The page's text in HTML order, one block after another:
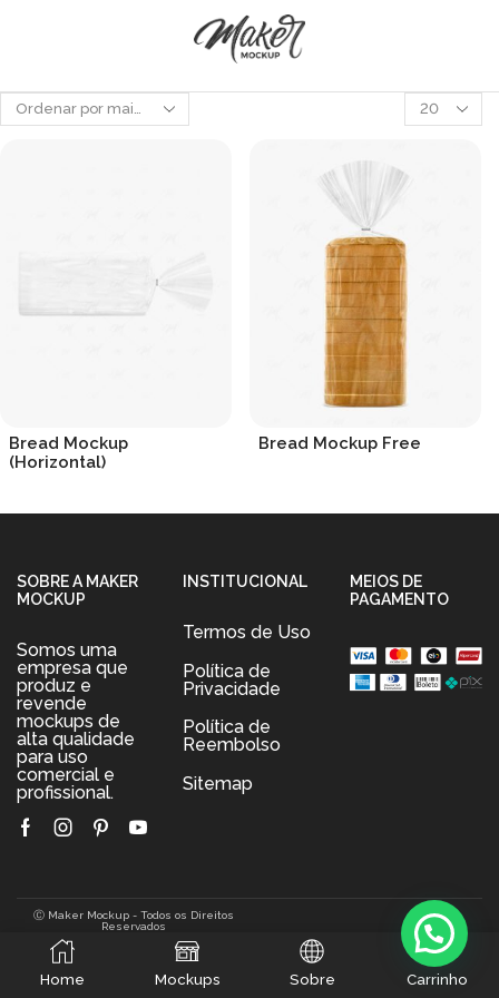
Produtos
por
Bread Mockup
(Horizontal)
Bread Mockup Free
SOBRE A MAKER
MOCKUP
Somos uma
empresa que
produz e
revende
mockups de
alta qualidade
para uso
comercial e
profissional.
FacebookInstagram
PinterestYoutube
INSTITUCIONAL
Termos de Uso
Política de
Privacidade
Política de
Reembolso
Sitemap
MEIOS DE
PAGAMENTO
Ⓒ Maker Mockup - Todos os Direitos
Reservados
Home Mockups Sobre
0
Carrinho